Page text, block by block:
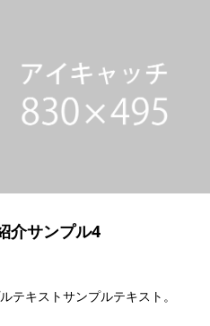
介サンプル4
テキストサンプルテキスト。